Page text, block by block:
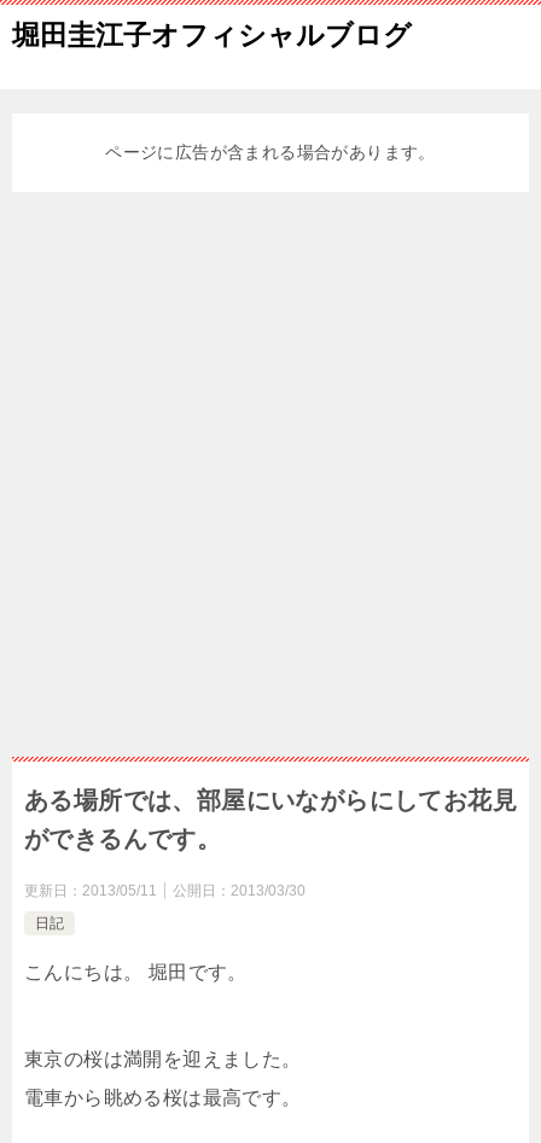
堀田圭江子オフィシャルブログ
ページに広告が含まれる場合があります。
ある場所では、部屋にいながらにしてお花見
ができるんです。
更新日： 2013/05/11 公開日： 2013/03/30
日記
こんにちは。 堀田です。
東京の桜は満開を迎えました。
電車から眺める桜は最高です。